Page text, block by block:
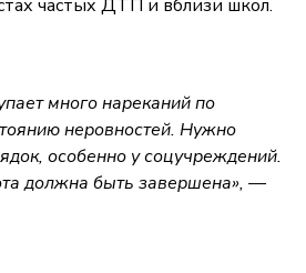
частых ДТП и вблизи школ.
много нареканий по
неровностей. Нужно
особенно у соцучреждений.
должна быть завершена», —